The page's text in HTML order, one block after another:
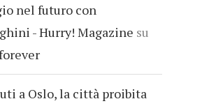
nel futuro con
- Hurry! Magazine su
a Oslo, la città proibita